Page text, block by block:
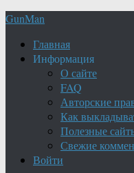
GunMan
Главная
Информация
О сайте
FAQ
Авторские
Как
Полезные
Свежие
Войти